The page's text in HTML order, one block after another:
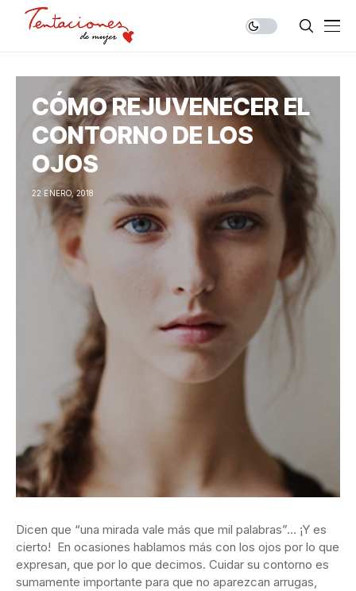
CÓMO REJUVENECER EL
CONTORNO DE LOS
OJOS
22 ENERO, 2018
Dicen que “una mirada vale más que mil palabras”… ¡Y es
cierto! En ocasiones hablamos más con los ojos por lo que
expresan, que por lo que decimos. Cuidar su contorno es
sumamente importante para que no aparezcan arrugas,